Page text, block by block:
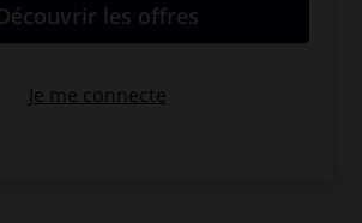
du Nord) par Londres en 1972, les
intransigeant, refusant
catholiques.